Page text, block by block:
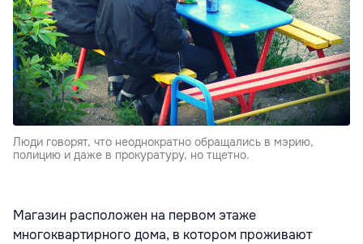
Люди говорят, что неоднократно обращались в мэрию,
полицию и даже в прокуратуру, но тщетно.
Магазин расположен на первом этаже
многоквартирного дома, в котором проживают